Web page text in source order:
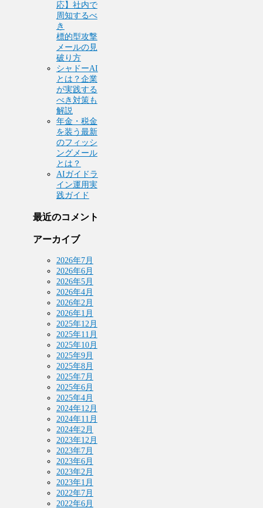
応】社内で
周知するべ
き
標的型攻撃
メールの見
破り方
シャドーAI
とは？企業
が実践する
べき対策も
解説
年金・税金
を装う最新
のフィッシ
ングメール
とは？
AIガイドラ
イン運用実
践ガイド
最近のコメント
アーカイブ
2026年7月
2026年6月
2026年5月
2026年4月
2026年2月
2026年1月
2025年12月
2025年11月
2025年10月
2025年9月
2025年8月
2025年7月
2025年6月
2025年4月
2024年12月
2024年11月
2024年2月
2023年12月
2023年7月
2023年6月
2023年2月
2023年1月
2022年7月
2022年6月